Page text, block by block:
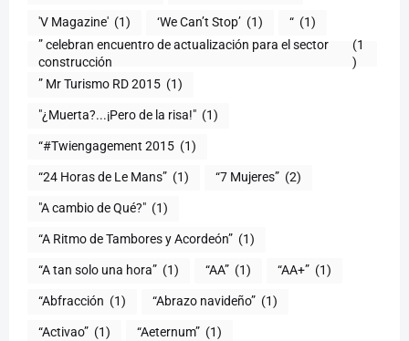
'V Magazine' (1) ‘We Can’t Stop’ (1) “ (1)
” celebran encuentro de actualización para el sector
construcción
(1
)
” Mr Turismo RD 2015 (1)
"¿Muerta?...¡Pero de la risa!" (1)
“#Twiengagement 2015 (1)
“24 Horas de Le Mans” (1) “7 Mujeres” (2)
(1)
“A Ritmo de Tambores y Acordeón” (1)
“A tan solo una hora” (1) “AA” (1) “AA+” (1)
“Abfracción (1) “Abrazo navideño” (1)
“Activao” (1) “Aeternum” (1)